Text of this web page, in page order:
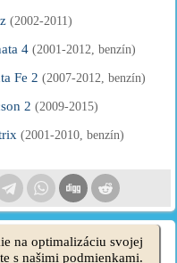
(2002-2011)
4 (2001-2012, benzín)
Fe 2 (2007-2012, benzín)
2 (2009-2015)
(2001-2010, benzín)
· Majitelia Hyundai
na optimalizáciu svojej
s našimi podmienkami.